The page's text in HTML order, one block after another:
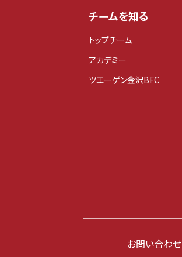
チームを知る
トップチーム
アカデミー
ツエーゲン金沢BFC
お問い合わせ